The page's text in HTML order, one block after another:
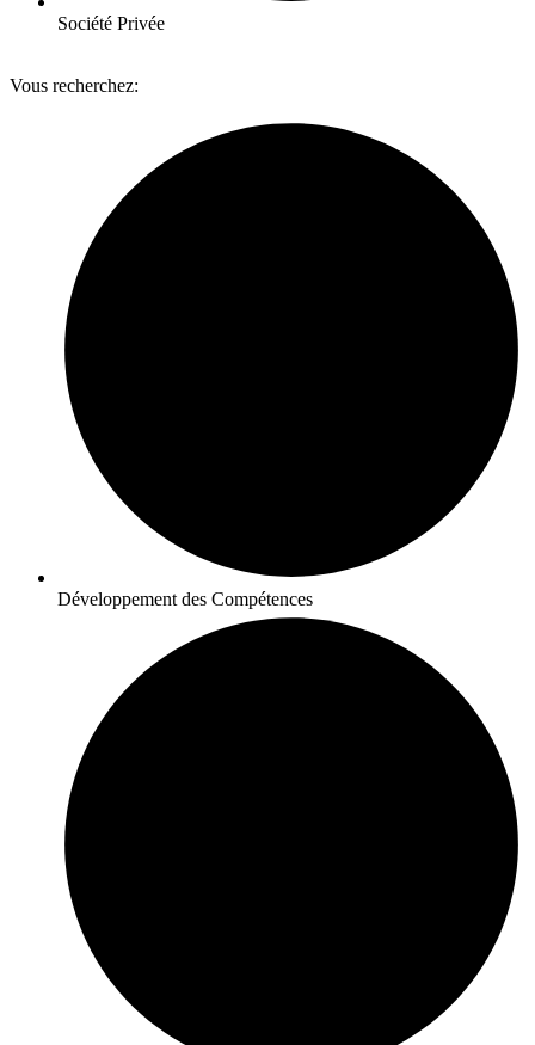
Société Privée
Vous recherchez:
Développement des Compétences